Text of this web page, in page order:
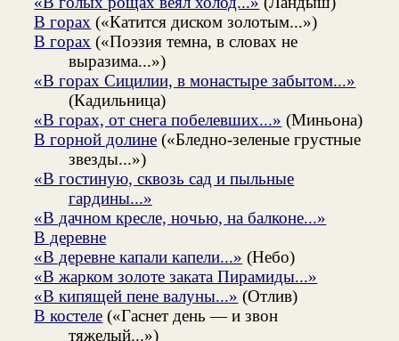
В горах («Катится диском золотым...»)
В горах («Поэзия темна, в словах не
выразима...»)
«В горах Сицилии, в монастыре забытом...»
(Кадильница)
«В горах, от снега побелевших...» (Миньона)
В горной долине («Бледно-зеленые грустные
звезды...»)
«В гостиную, сквозь сад и пыльные
гардины...»
«В дачном кресле, ночью, на балконе...»
В деревне
«В деревне капали капели...» (Небо)
«В жарком золоте заката Пирамиды...»
«В кипящей пене валуны...» (Отлив)
В костеле («Гаснет день — и звон
тяжелый...»)